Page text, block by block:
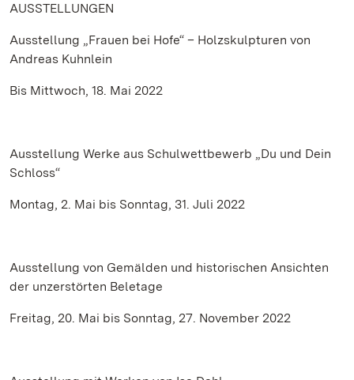
AUSSTELLUNGEN
Ausstellung „Frauen bei Hofe“ – Holzskulpturen von
Andreas Kuhnlein
Bis Mittwoch, 18. Mai 2022
Ausstellung Werke aus Schulwettbewerb „Du und Dein
Schloss“
Montag, 2. Mai bis Sonntag, 31. Juli 2022
Ausstellung von Gemälden und historischen Ansichten
der unzerstörten Beletage
Freitag, 20. Mai bis Sonntag, 27. November 2022